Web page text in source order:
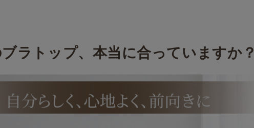
ラトップ、本当に合っていますか？